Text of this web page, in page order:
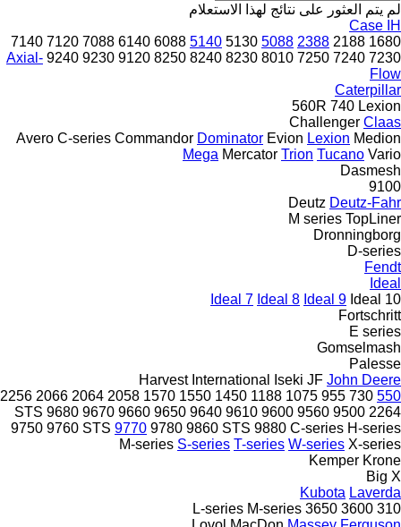
لم يتم العثور على نتائج لهذا الاستعلام
Case IH
1680
2188
2388
5088
5130
5140
6088
6140
7088
7120
7140
7230
7240
7250
8010
8230
8240
8250
9120
9230
9240
Axial-
Flow
Caterpillar
560R 740 Lexion
Challenger Claas
Avero C-series Commandor Dominator Evion Lexion Medion
Mega Mercator Trion Tucano Vario
Dasmesh
9100
Deutz Deutz-Fahr
M series TopLiner
Dronningborg
D-series
Fendt
Ideal
Ideal 7 Ideal 8 Ideal 9 Ideal 10
Fortschritt
E series
Gomselmash
Palesse
Harvest International Iseki JF John Deere
550
730
955
1075
1188
1450
1550
1570
2058
2064
2066
2256
2264
9500
9560
9600
9610
9640
9650
9660
9670 STS
9680
9750 9760 STS 9770 9780 9860 STS 9880 C-series H-series
M-series S-series T-series W-series X-series
Kemper Krone
Big X
Kubota Laverda
310
3600
3650
L-series M-series